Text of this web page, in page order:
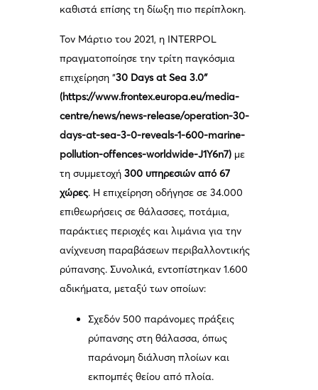
καθιστά επίσης τη δίωξη πιο περίπλοκη.
Τον Μάρτιο του 2021, η INTERPOL
πραγματοποίησε την τρίτη παγκόσμια
επιχείρηση “30 Days at Sea 3.0″
(https://www.frontex.europa.eu/media-
centre/news/news-release/operation-30-
days-at-sea-3-0-reveals-1-600-marine-
pollution-offences-worldwide-J1Y6n7) με
τη συμμετοχή300 υπηρεσιών από 67
χώρες. Η επιχείρηση οδήγησε σε 34.000
επιθεωρήσεις σε θάλασσες, ποτάμια,
παράκτιες περιοχές και λιμάνια για την
ανίχνευση παραβάσεων περιβαλλοντικής
ρύπανσης. Συνολικά, εντοπίστηκαν 1.600
αδικήματα, μεταξύ των οποίων:
Σχεδόν 500 παράνομες πράξεις
ρύπανσης στη θάλασσα, όπως
παράνομη διάλυση πλοίων και
εκπομπές θείου από πλοία.